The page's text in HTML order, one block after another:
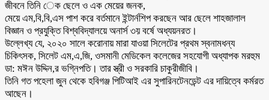
জীবনে তিনি েক ছেলে ও এক মেয়ের জনক,
মেয়ে এম,বি,বি,এস পাশ করে বর্তমানে ইন্টার্নশিপ করছেন আর ছেলে শাহজালাল
বিজ্ঞান ও প্রযুক্তি বিশ্ববিদ্যালয়ে অনার্স ৩য় বর্ষে অধ্যয়নরত।
উল্লেখ্য যে, ২০২০ সালে করোনায় মারা যাওয়া সিলেটের প্রথম স্বনামধন্য
চিকিৎসক, সিলেট এম,এ,জি, ওসমানী মেডিকেল কলেজের সহযোগী অধ্যাপক মরহুম
ডা: মঈন উদ্দিন,র ভগ্নিপতি। তার স্ত্রী ও সরকারি চাকুরীজীবি।
তিনি গত পহেলা জুন থেকে হবিগঞ্জ পিটিআই এর সুপারিনটেনডেন্ট এর দায়িত্বে কর্মরত
আছেন।